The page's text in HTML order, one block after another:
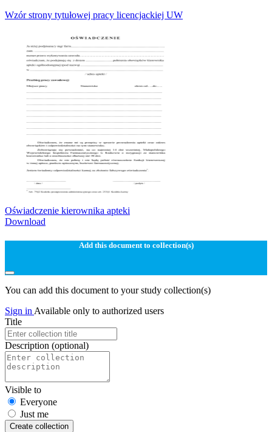
Wzór strony tytułowej pracy licencjackiej UW
Oświadczenie kierownika apteki
Download
Add this document to collection(s)
You can add this document to your study collection(s)
Sign in Available only to authorized users
Title
Description (optional)
Visible to
Everyone
Just me
Create collection